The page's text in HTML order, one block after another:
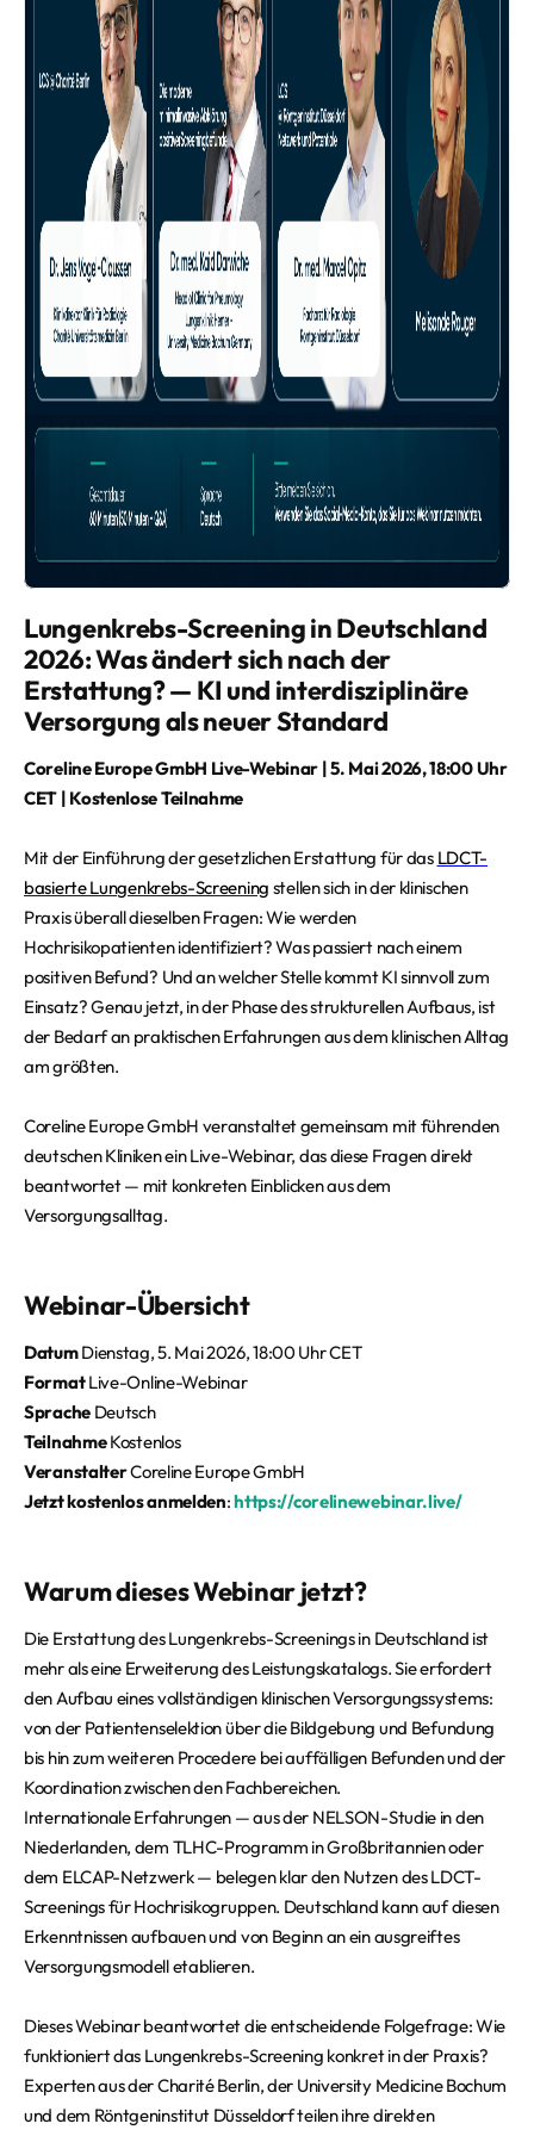
Lungenkrebs-Screening in Deutschland
2026: Was ändert sich nach der
Erstattung? — KI und interdisziplinäre
Versorgung als neuer Standard
Coreline Europe GmbH Live-Webinar | 5. Mai 2026, 18:00 Uhr
CET | Kostenlose Teilnahme
Mit der Einführung der gesetzlichen Erstattung für das LDCT-
basierte Lungenkrebs-Screening stellen sich in der klinischen
Praxis überall dieselben Fragen: Wie werden
Hochrisikopatienten identifiziert? Was passiert nach einem
positiven Befund? Und an welcher Stelle kommt KI sinnvoll zum
Einsatz? Genau jetzt, in der Phase des strukturellen Aufbaus, ist
der Bedarf an praktischen Erfahrungen aus dem klinischen Alltag
am größten.
Coreline Europe GmbH veranstaltet gemeinsam mit führenden
deutschen Kliniken ein Live-Webinar, das diese Fragen direkt
beantwortet — mit konkreten Einblicken aus dem
Versorgungsalltag.
Webinar-Übersicht
DatumDienstag, 5. Mai 2026, 18:00 Uhr CET
FormatLive-Online-Webinar
SpracheDeutsch
TeilnahmeKostenlos
VeranstalterCoreline Europe GmbH
Jetzt kostenlos anmelden:https://corelinewebinar.live/
Warum dieses Webinar jetzt?
Die Erstattung des Lungenkrebs-Screenings in Deutschland ist
mehr als eine Erweiterung des Leistungskatalogs. Sie erfordert
den Aufbau eines vollständigen klinischen Versorgungssystems:
von der Patientenselektion über die Bildgebung und Befundung
bis hin zum weiteren Procedere bei auffälligen Befunden und der
Koordination zwischen den Fachbereichen.
Internationale Erfahrungen — aus der NELSON-Studie in den
Niederlanden, dem TLHC-Programm in Großbritannien oder
dem ELCAP-Netzwerk — belegen klar den Nutzen des LDCT-
Screenings für Hochrisikogruppen. Deutschland kann auf diesen
Erkenntnissen aufbauen und von Beginn an ein ausgreiftes
Versorgungsmodell etablieren.
Dieses Webinar beantwortet die entscheidende Folgefrage: Wie
funktioniert das Lungenkrebs-Screening konkret in der Praxis?
Experten aus der Charité Berlin, der University Medicine Bochum
und dem Röntgeninstitut Düsseldorf teilen ihre direkten